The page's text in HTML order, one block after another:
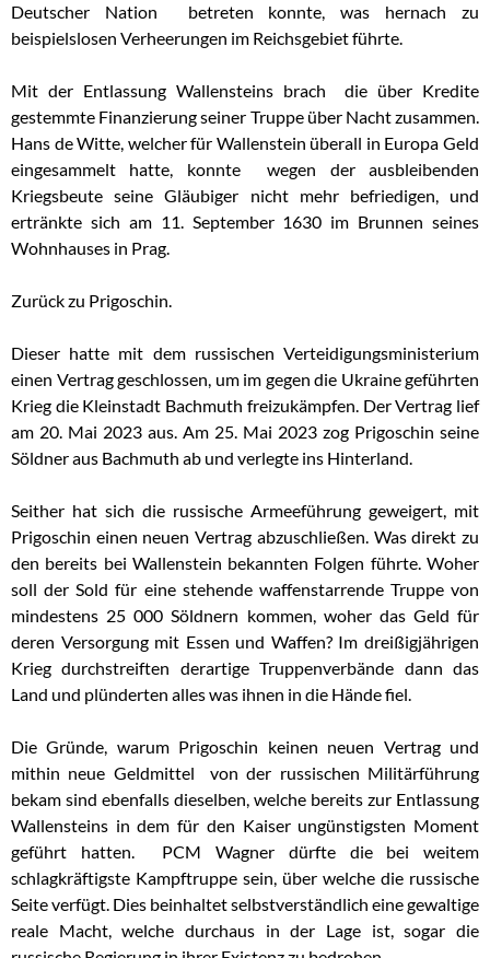
Deutscher Nation betreten konnte, was hernach zu
beispielslosen Verheerungen im Reichsgebiet führte.
Mit der Entlassung Wallensteins brach die über Kredite
gestemmte Finanzierung seiner Truppe über Nacht zusammen.
Hans de Witte, welcher für Wallenstein überall in Europa Geld
eingesammelt hatte, konnte wegen der ausbleibenden
Kriegsbeute seine Gläubiger nicht mehr befriedigen, und
ertränkte sich am 11. September 1630 im Brunnen seines
Wohnhauses in Prag.
Zurück zu Prigoschin.
Dieser hatte mit dem russischen Verteidigungsministerium
einen Vertrag geschlossen, um im gegen die Ukraine geführten
Krieg die Kleinstadt Bachmuth freizukämpfen. Der Vertrag lief
am 20. Mai 2023 aus. Am 25. Mai 2023 zog Prigoschin seine
Söldner aus Bachmuth ab und verlegte ins Hinterland.
Seither hat sich die russische Armeeführung geweigert, mit
Prigoschin einen neuen Vertrag abzuschließen. Was direkt zu
den bereits bei Wallenstein bekannten Folgen führte. Woher
soll der Sold für eine stehende waffenstarrende Truppe von
mindestens 25 000 Söldnern kommen, woher das Geld für
deren Versorgung mit Essen und Waffen? Im dreißigjährigen
Krieg durchstreiften derartige Truppenverbände dann das
Land und plünderten alles was ihnen in die Hände fiel.
Die Gründe, warum Prigoschin keinen neuen Vertrag und
mithin neue Geldmittel von der russischen Militärführung
bekam sind ebenfalls dieselben, welche bereits zur Entlassung
Wallensteins in dem für den Kaiser ungünstigsten Moment
geführt hatten. PCM Wagner dürfte die bei weitem
schlagkräftigste Kampftruppe sein, über welche die russische
Seite verfügt. Dies beinhaltet selbstverständlich eine gewaltige
reale Macht, welche durchaus in der Lage ist, sogar die